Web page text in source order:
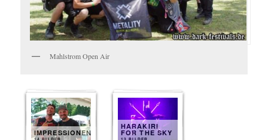
Mahlstrom Open Air
IMPRESSIONEN
HARAKIRI
FOR THE SKY